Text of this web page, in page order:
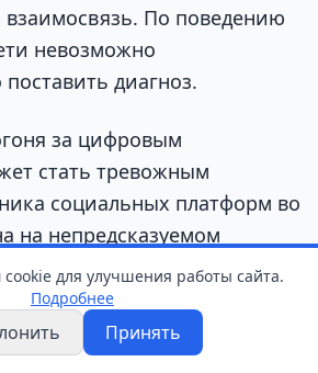
взаимосвязь. По поведению
невозможно
диагноз.
за цифровым
стать тревожным
социальных платформ во
на непредсказуемом
пользователь заранее не
получит очередная
принцип напоминает
и заставляет снова
для улучшения работы сайта.
Подробнее
Принять